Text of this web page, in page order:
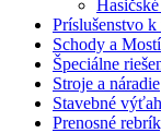
Príslušenstvo
Schody a
Špeciálne
Stroje a náradie
Stavebné
Prenosné